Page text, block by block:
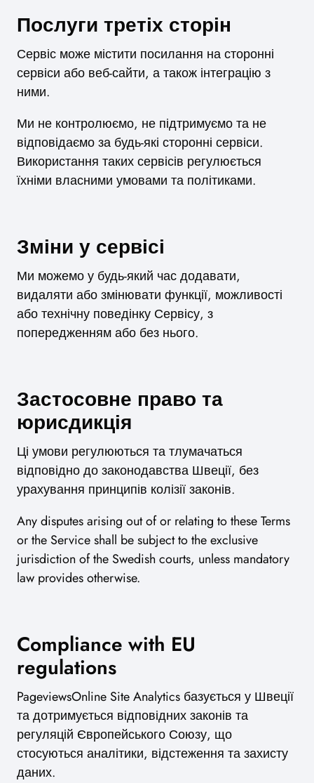
Послуги третіх сторін
Сервіс може містити посилання на сторонні
сервіси або веб-сайти, а також інтеграцію з
ними.
Ми не контролюємо, не підтримуємо та не
відповідаємо за будь-які сторонні сервіси.
Використання таких сервісів регулюється
їхніми власними умовами та політиками.
Зміни у сервісі
Ми можемо у будь-який час додавати,
видаляти або змінювати функції, можливості
або технічну поведінку Сервісу, з
попередженням або без нього.
Застосовне право та
юрисдикція
Ці умови регулюються та тлумачаться
відповідно до законодавства Швеції, без
урахування принципів колізії законів.
Any disputes arising out of or relating to these Terms
or the Service shall be subject to the exclusive
jurisdiction of the Swedish courts, unless mandatory
law provides otherwise.
Compliance with EU
regulations
PageviewsOnline Site Analytics базується у Швеції
та дотримується відповідних законів та
регуляцій Європейського Союзу, що
стосуються аналітики, відстеження та захисту
даних.